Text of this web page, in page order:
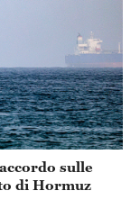
sulle
di Hormuz